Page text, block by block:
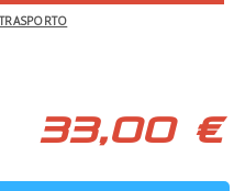
33,00 €